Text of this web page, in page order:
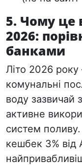
5. Чому це
2026:
банками
Літо 2026
комунальні
воду зазвичай
активне
систем поливу.
кешбек 3% від